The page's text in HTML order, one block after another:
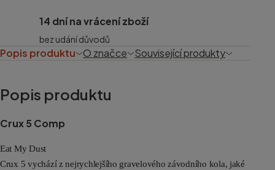
14 dní na vrácení zboží
bez udání důvodů
Popis produktu O značce Související produkty
Popis produktu
Crux 5 Comp
Eat My Dust
Crux 5 vychází z nejrychlejšího gravelového závodního kola, jaké